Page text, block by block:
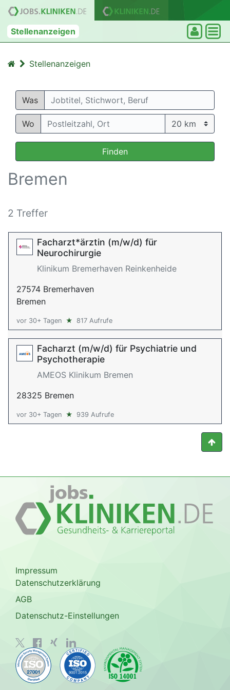
Stellenanzeigen
Stellenanzeigen
Was
Wo
Finden
Bremen
2 Treffer
Facharzt*ärztin (m/w/d) für
Neurochirurgie
Klinikum Bremerhaven Reinkenheide
27574 Bremerhaven
Bremen
vor 30+ Tagen ★ 817 Aufrufe
Facharzt (m/w/d) für Psychiatrie und
Psychotherapie
AMEOS Klinikum Bremen
28325 Bremen
vor 30+ Tagen ★ 939 Aufrufe
Impressum
Datenschutzerklärung
AGB
Datenschutz-Einstellungen